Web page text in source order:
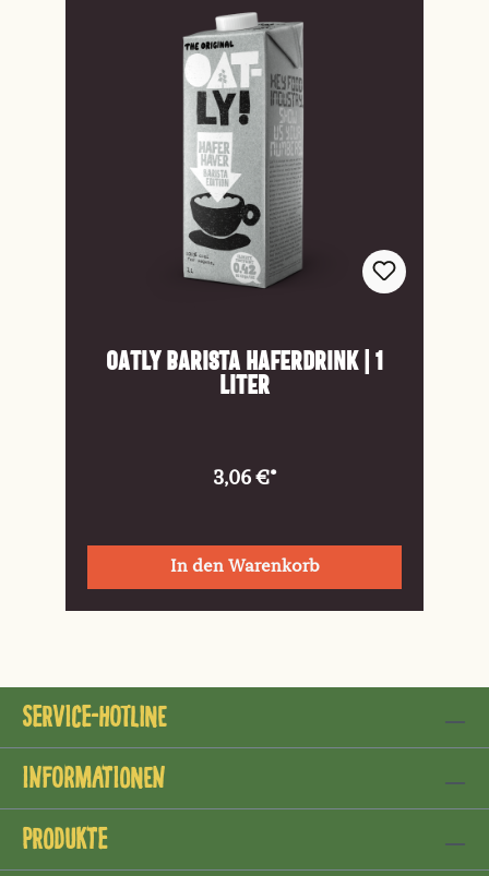
Oatly Barista Haferdrink | 1
Liter
3,06 €*
In den Warenkorb
Service-Hotline
Informationen
Produkte